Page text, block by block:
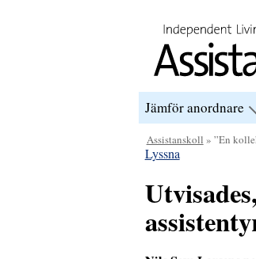
Jämför anordnare
Assistanskoll » ”En
Lyssna